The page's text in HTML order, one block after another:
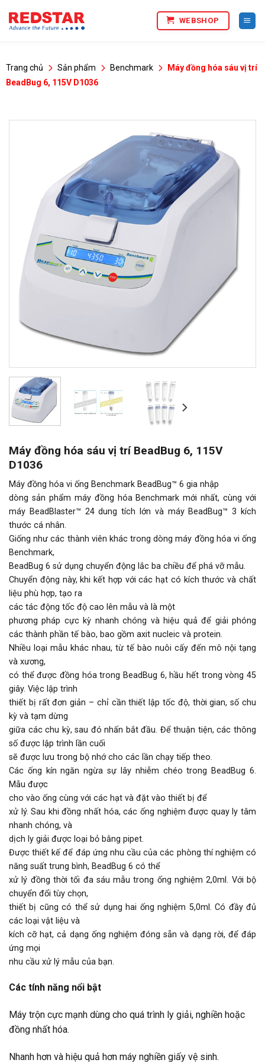
qua
WEBSHOP
Trang chủ Sản phẩm Benchmark
Máy đồng hóa sáu vị trí
BeadBug 6, 115V D1036
Máy đồng hóa sáu vị trí BeadBug 6, 115V
D1036
Máy đồng hóa vi ống Benchmark BeadBug™ 6 gia nhập
dòng sản phẩm máy đồng hóa Benchmark mới nhất, cùng với
máy BeadBlaster™ 24 dung tích lớn và máy BeadBug™ 3 kích
thước cá nhân.
Giống như các thành viên khác trong dòng máy đồng hóa vi ống
Benchmark,
BeadBug 6 sử dụng chuyển động lắc ba chiều để phá vỡ mẫu.
Chuyển động này, khi kết hợp với các hạt có kích thước và chất
liệu phù hợp, tạo ra
các tác động tốc độ cao lên mẫu và là một
phương pháp cực kỳ nhanh chóng và hiệu quả để giải phóng
các thành phần tế bào, bao gồm axit nucleic và protein.
Nhiều loại mẫu khác nhau, từ tế bào nuôi cấy đến mô nội tạng
và xương,
có thể được đồng hóa trong BeadBug 6, hầu hết trong vòng 45
giây. Việc lập trình
thiết bị rất đơn giản – chỉ cần thiết lập tốc độ, thời gian, số chu
kỳ và tạm dừng
giữa các chu kỳ, sau đó nhấn bắt đầu. Để thuận tiện, các thông
số được lập trình lần cuối
sẽ được lưu trong bộ nhớ cho các lần chạy tiếp theo.
Các ống kín ngăn ngừa sự lây nhiễm chéo trong BeadBug 6.
Mẫu được
cho vào ống cùng với các hạt và đặt vào thiết bị để
xử lý. Sau khi đồng nhất hóa, các ống nghiệm được quay ly tâm
nhanh chóng, và
dịch ly giải được loại bỏ bằng pipet.
Được thiết kế để đáp ứng nhu cầu của các phòng thí nghiệm có
năng suất trung bình, BeadBug 6 có thể
xử lý đồng thời tối đa sáu mẫu trong ống nghiệm 2,0ml. Với bộ
chuyển đổi tùy chọn,
thiết bị cũng có thể sử dụng hai ống nghiệm 5,0ml. Có đầy đủ
các loại vật liệu và
kích cỡ hạt, cả dạng ống nghiệm đóng sẵn và dạng rời, để đáp
ứng mọi
nhu cầu xử lý mẫu của bạn.
Các tính năng nổi bật
Máy trộn cực mạnh dùng cho quá trình ly giải, nghiền hoặc
đồng nhất hóa.
Nhanh hơn và hiệu quả hơn máy nghiền giấy vệ sinh.